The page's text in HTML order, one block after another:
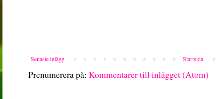
Senaste inlägg Startsida
Prenumerera på: Kommentarer till inlägget (Atom)